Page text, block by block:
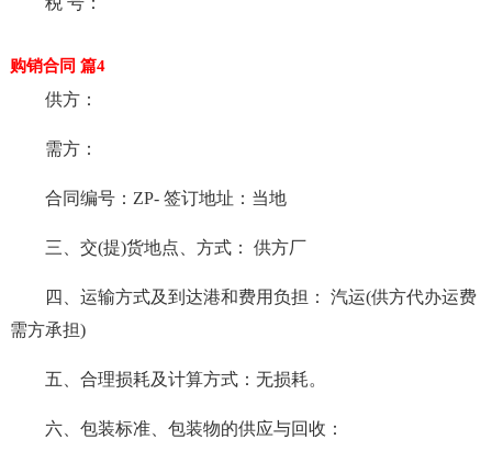
购销合同 篇4
供方：
需方：
合同编号：ZP- 签订地址：当地
三、交(提)货地点、方式： 供方厂
四、运输方式及到达港和费用负担： 汽运(供方代办运费
需方承担)
五、合理损耗及计算方式：无损耗。
六、包装标准、包装物的供应与回收：